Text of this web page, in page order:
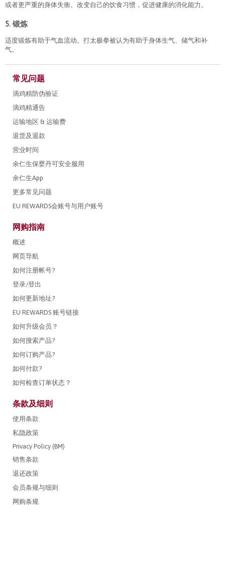
常见问题
滴鸡精防伪验证
滴鸡精通告
运输地区 & 运输费
退货及退款
营业时间
余仁生保婴丹可安全服用
余仁生App
更多常见问题
EU REWARDS会账号与用户账号
网购指南
概述
网页导航
如何注册帐号?
登录/登出
如何更新地址?
EU REWARDS 账号链接
如何升级会员？
如何搜索产品?
如何订购产品?
如何付款?
如何检查订单状态？
条款及细则
使用条款
私隐政策
Privacy Policy (BM)
销售条款
退还政策
会员条规与细则
网购条规
或者更严重的身体失衡。改变自己的饮食习惯，促进健康的消化能力。
5. 锻炼
适度锻炼有助于气血流动。打太极拳被认为有助于身体生气、储气和补
气。